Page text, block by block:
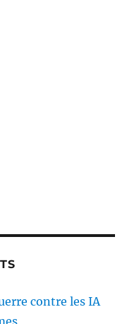
contre les IA